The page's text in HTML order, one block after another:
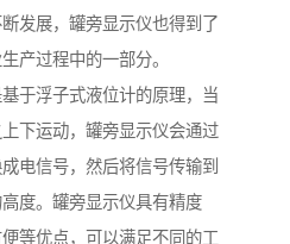
发展，罐旁显示仪也得到了
产过程中的一部分。
于浮子式液位计的原理，当
下运动，罐旁显示仪会通过
电信号，然后将信号传输到
度。罐旁显示仪具有精度
等优点，可以满足不同的工